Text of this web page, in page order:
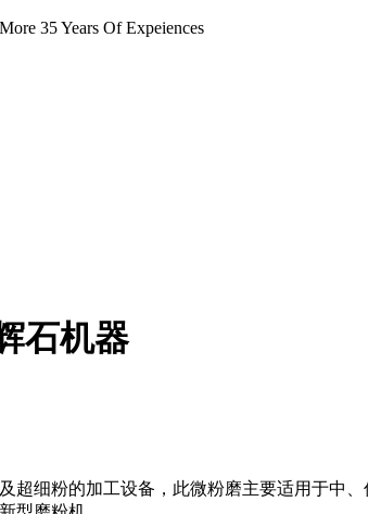
35 Years Of Expeiences
石机器
超细粉的加工设备，此微粉磨主要适用于中